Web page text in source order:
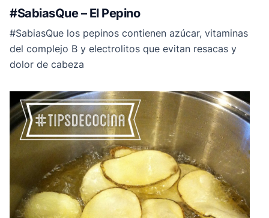
#SabiasQue – El Pepino
#SabiasQue los pepinos contienen azúcar, vitaminas
del complejo B y electrolitos que evitan resacas y
dolor de cabeza